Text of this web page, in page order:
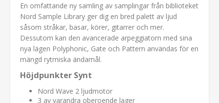
En omfattande ny samling av samplingar från biblioteket
Nord Sample Library ger dig en bred palett av ljud
såsom stråkar, basar, körer, gitarrer och mer.
Dessutom kan den avancerade arpeggiatorn med sina
nya lägen Polyphonic, Gate och Pattern användas för en
mängd rytmiska ändamål.
Höjdpunkter Synt
Nord Wave 2 ljudmotor
3 av varandra oberoende lager